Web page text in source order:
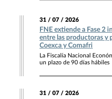
31 / 07 / 2026
FNE extiende a Fase 2
entre las productoras y
Coexca y Comafri
La Fiscalía Nacional
un plazo de 90 días hábiles
31 / 07 / 2026